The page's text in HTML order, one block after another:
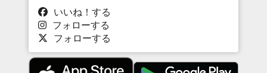
いいね！する
フォローする
フォローする